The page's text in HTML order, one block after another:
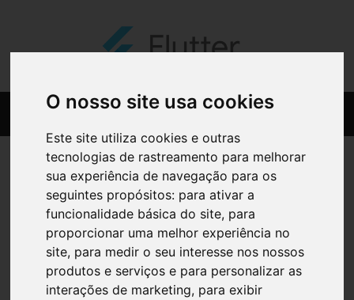
O nosso site usa cookies
Este site utiliza cookies e outras
tecnologias de rastreamento para melhorar
sua experiência de navegação para os
seguintes propósitos: para ativar a
funcionalidade básica do site, para
proporcionar uma melhor experiência no
site, para medir o seu interesse nos nossos
produtos e serviços e para personalizar as
interações de marketing, para exibir